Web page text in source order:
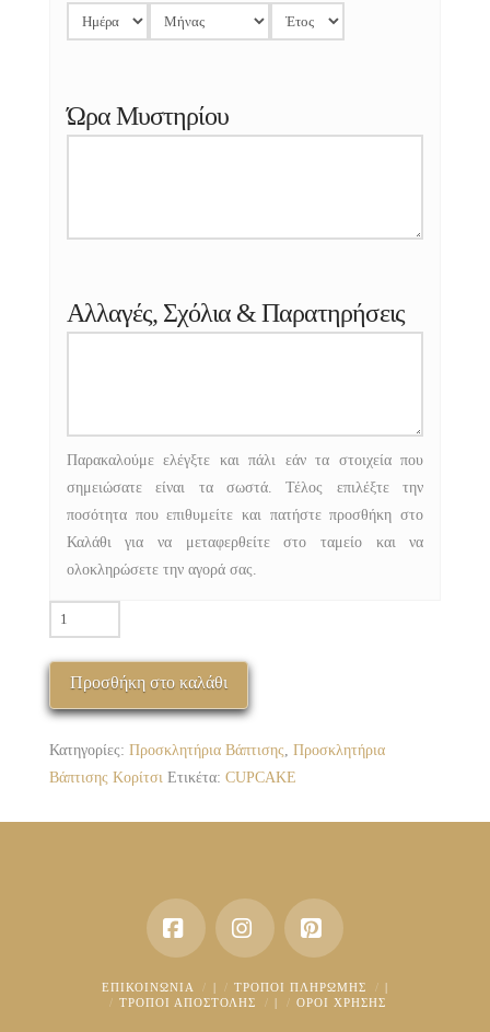
Ώρα Μυστηρίου
Αλλαγές, Σχόλια & Παρατηρήσεις
Παρακαλούμε ελέγξτε και πάλι εάν τα στοιχεία που
σημειώσατε είναι τα σωστά. Τέλος επιλέξτε την
ποσότητα που επιθυμείτε και πατήστε προσθήκη στο
Καλάθι για να μεταφερθείτε στο ταμείο και να
ολοκληρώσετε την αγορά σας.
ΠΒΚ-1001-
05
CUPCAKE
ποσότητα
Προσθήκη στο καλάθι
Κατηγορίες: Προσκλητήρια Βάπτισης, Προσκλητήρια
Βάπτισης Κορίτσι Ετικέτα: CUPCAKE
FacebookInstagramPinterest
ΕΠΙΚΟΙΝΩΝΊΑ | ΤΡΌΠΟΙ ΠΛΗΡΩΜΉΣ
|
ΤΡΌΠΟΙ ΑΠΟΣΤΟΛΉΣ
| ΟΡΟΙ ΧΡΗΣΗΣ